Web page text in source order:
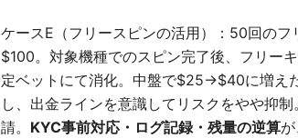
ケースE（フリースピンの活用）：50回の
$100。対象機種でのスピン完了後、フリー
定ベットにて消化。中盤で$25→$40に増え
し、出金ラインを意識してリスクをやや抑
請。 KYC事前対応・ログ記録・残量の逆算